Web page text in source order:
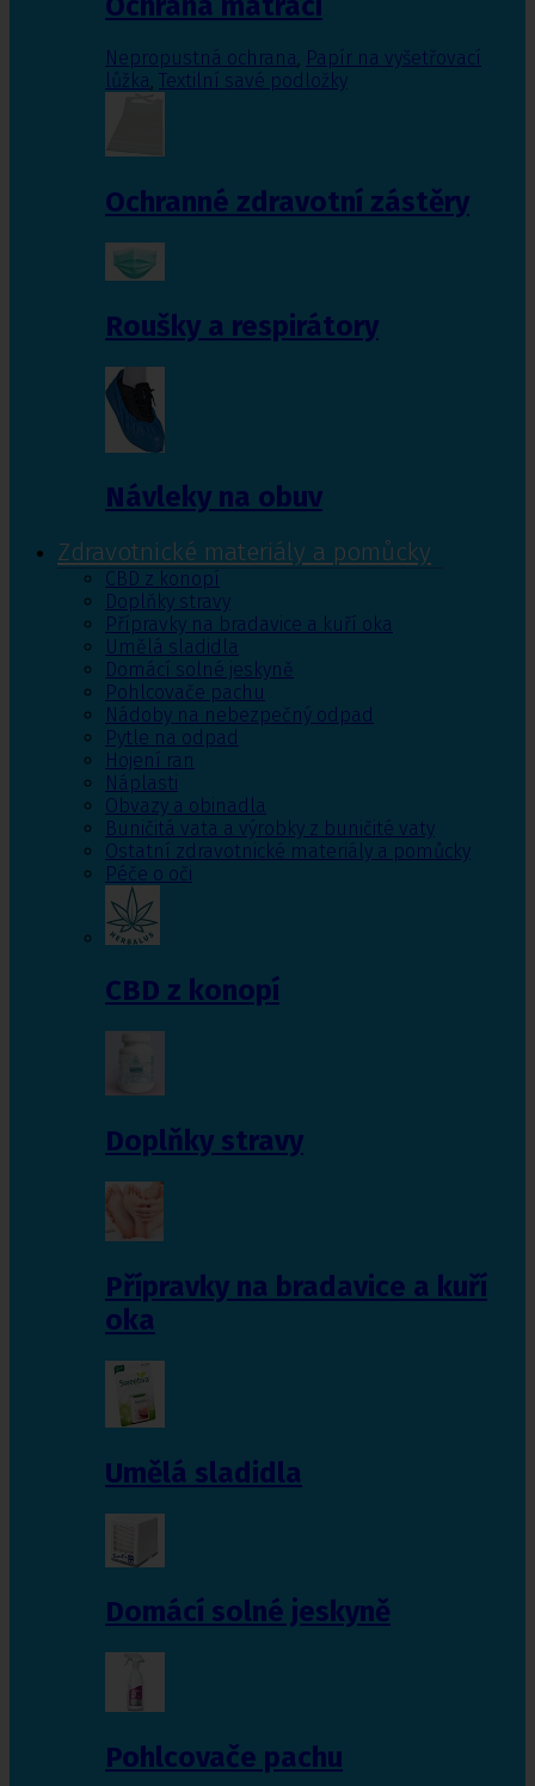
Nepropustná ochrana, Papír na vyšetřovací
lůžka, Textilní savé podložky
Ochranné zdravotní zástěry
Roušky a respirátory
Návleky na obuv
Zdravotnické materiály a pomůcky
CBD z konopí
Doplňky stravy
Přípravky na bradavice a kuří oka
Umělá sladidla
Domácí solné jeskyně
Pohlcovače pachu
Nádoby na nebezpečný odpad
Pytle na odpad
Hojení ran
Náplasti
Obvazy a obinadla
Buničitá vata a výrobky z buničité vaty
Ostatní zdravotnické materiály a pomůcky
Péče o oči
CBD z konopí
Doplňky stravy
Přípravky na bradavice a kuří
oka
Umělá sladidla
Domácí solné jeskyně
Pohlcovače pachu